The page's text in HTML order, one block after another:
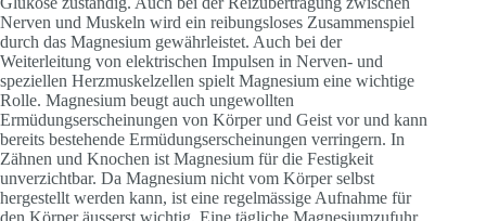
Nerven und Muskeln wird ein reibungsloses Zusammenspiel
durch das Magnesium gewährleistet. Auch bei der
Weiterleitung von elektrischen Impulsen in Nerven- und
speziellen Herzmuskelzellen spielt Magnesium eine wichtige
Rolle. Magnesium beugt auch ungewollten
Ermüdungserscheinungen von Körper und Geist vor und kann
bereits bestehende Ermüdungserscheinungen verringern. In
Zähnen und Knochen ist Magnesium für die Festigkeit
unverzichtbar. Da Magnesium nicht vom Körper selbst
hergestellt werden kann, ist eine regelmässige Aufnahme für
den Körper äusserst wichtig. Eine tägliche Magnesiumzufuhr